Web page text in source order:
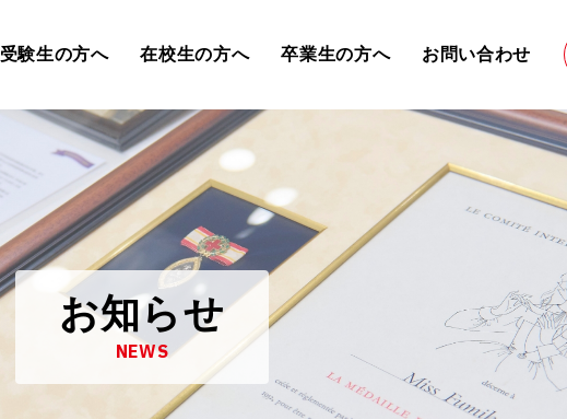
受験生の方へ 在校生の方へ 卒業生の方へ お問い合わせ
お知らせ
NEWS